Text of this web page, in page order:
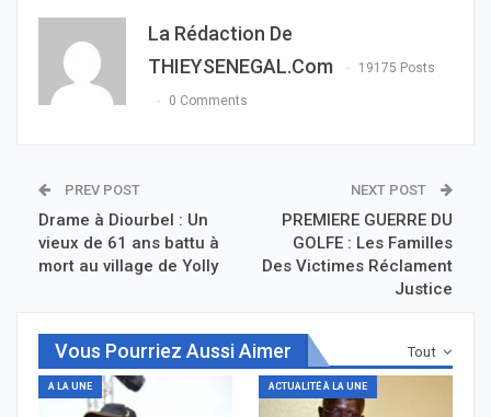
La Rédaction De
THIEYSENEGAL.com
19175 Posts
0 Comments
PREV POST
Drame à Diourbel : Un
vieux de 61 ans battu à
mort au village de Yolly
NEXT POST
PREMIERE GUERRE DU
GOLFE : Les Familles
Des Victimes Réclament
Justice
Tout
Vous Pourriez Aussi Aimer
A LA UNE ACTUALITÉ À LA UNE